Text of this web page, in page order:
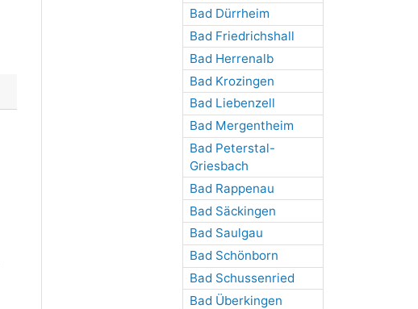
Bad Dürrheim
Bad Friedrichshall
Bad Herrenalb
Bad Krozingen
Bad Liebenzell
Bad Mergentheim
Bad Peterstal-
Griesbach
Bad Rappenau
Bad Säckingen
Bad Saulgau
Bad Schönborn
Bad Schussenried
Bad Überkingen